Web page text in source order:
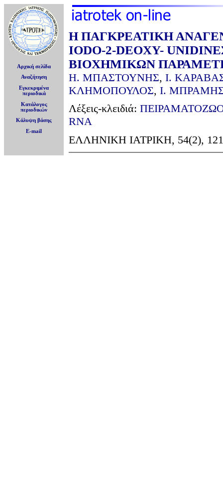
Αρχική σελίδα
Αναζήτηση
Εγκεκριμένα
περιοδικά
Κατάλογος
περιοδικών
Κάλυψη βάσης
E-mail
Η ΠΑΓΚΡΕΑΤΙΚΗ
IODO-2-DEOXY-
ΒΙΟΧΗΜΙΚΩΝ
Η. ΜΠΑΣΤΟΥΝΗΣ, Ι.
ΚΛΗΜΟΠΟΥΛΟΣ, Ι.
Λέξεις-κλειδιά:
RNA
ΕΛΛΗΝΙΚΗ ΙΑΤΡΙΚΗ, 54(2),